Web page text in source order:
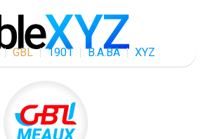
GBL 1901 B.A.BA XYZ